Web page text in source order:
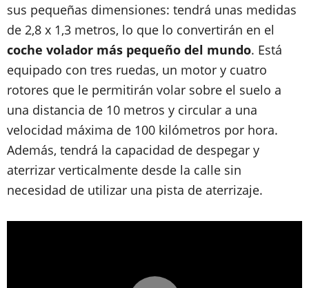
sus pequeñas dimensiones: tendrá unas medidas
de 2,8 x 1,3 metros, lo que lo convertirán en el
coche volador más pequeño del mundo. Está
equipado con tres ruedas, un motor y cuatro
rotores que le permitirán volar sobre el suelo a
una distancia de 10 metros y circular a una
velocidad máxima de 100 kilómetros por hora.
Además, tendrá la capacidad de despegar y
aterrizar verticalmente desde la calle sin
necesidad de utilizar una pista de aterrizaje.